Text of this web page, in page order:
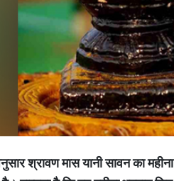
श्रावणमासयानीसावनकामहीना